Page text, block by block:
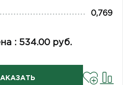
0,769
: 534.00 руб.